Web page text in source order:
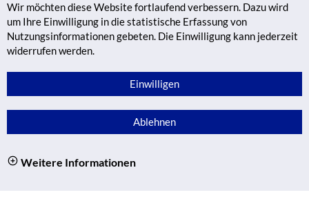
Wir möchten diese Website fortlaufend verbessern. Dazu wird
um Ihre Einwilligung in die statistische Erfassung von
Nutzungsinformationen gebeten. Die Einwilligung kann jederzeit
widerrufen werden.
Einwilligen
Ablehnen
Weitere Informationen